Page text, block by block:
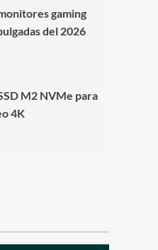
gaming
del 2026
M2 NVMe para
4K